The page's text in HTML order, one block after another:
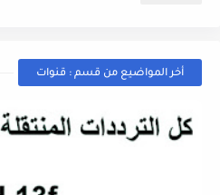
أخر المواضيع من قسم : قنوات